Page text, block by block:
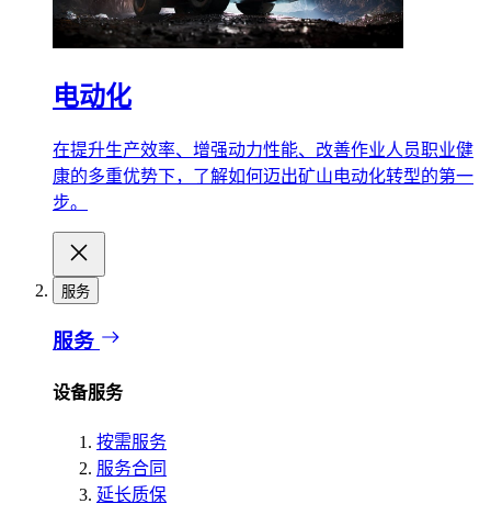
电动化
在提升生产效率、增强动力性能、改善作业人员职业健
康的多重优势下，了解如何迈出矿山电动化转型的第一
步。
服务
服务
设备服务
按需服务
服务合同
延长质保